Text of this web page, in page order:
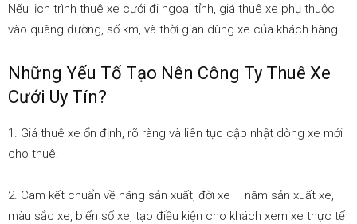
Nếu lịch trình thuê xe cưới đi ngoại tỉnh, giá thuê xe phụ thuộc
vào quãng đường, số km, và thời gian dùng xe của khách hàng.
Những Yếu Tố Tạo Nên Công Ty Thuê Xe
Cưới Uy Tín?
1. Giá thuê xe ổn định, rõ ràng và liên tục cập nhật dòng xe mới
cho thuê.
2. Cam kết chuẩn về hãng sản xuất, đời xe – năm sản xuất xe,
màu sắc xe, biển số xe, tạo điều kiện cho khách xem xe thực tế